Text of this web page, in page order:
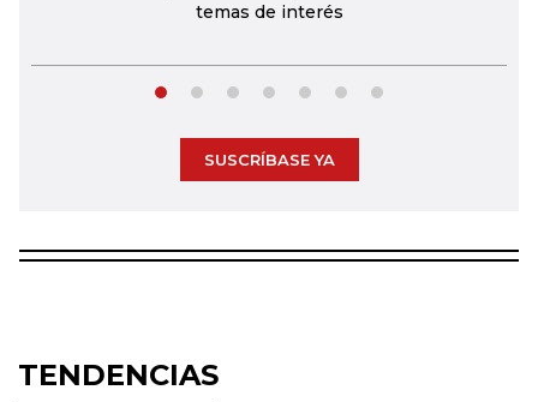
temas de interés
SUSCRÍBASE YA
TENDENCIAS